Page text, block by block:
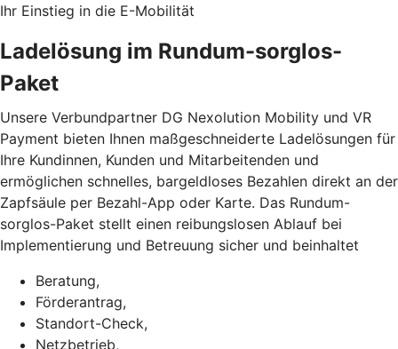
Ihr Einstieg in die E-Mobilität
Ladelösung im Rundum-sorglos-
Paket
Unsere Verbundpartner DG Nexolution Mobility und VR
Payment bieten Ihnen maßgeschneiderte Ladelösungen für
Ihre Kundinnen, Kunden und Mitarbeitenden und
ermöglichen schnelles, bargeldloses Bezahlen direkt an der
Zapfsäule per Bezahl-App oder Karte. Das Rundum-
sorglos-Paket stellt einen reibungslosen Ablauf bei
Implementierung und Betreuung sicher und beinhaltet
Beratung,
Förderantrag,
Standort-Check,
Netzbetrieb,